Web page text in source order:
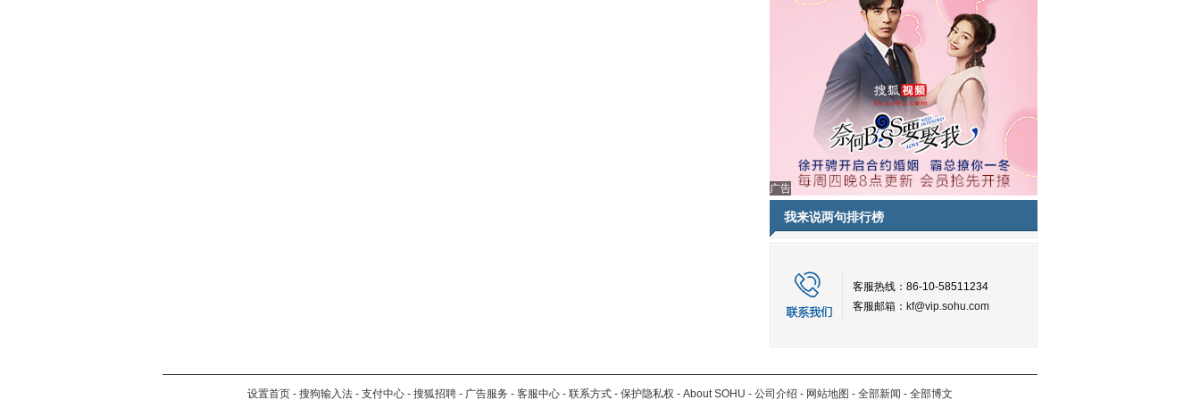
广告
我来说两句排行榜
客服热线：86-10-58511234
客服邮箱： kf@vip.sohu.com
设置首页 - 搜狗输入法 - 支付中心 - 搜狐招聘 - 广告服务 - 客服中心 - 联系方式 - 保护隐私权 - About SOHU - 公司介绍 - 网站地图 - 全部新闻 - 全部博文